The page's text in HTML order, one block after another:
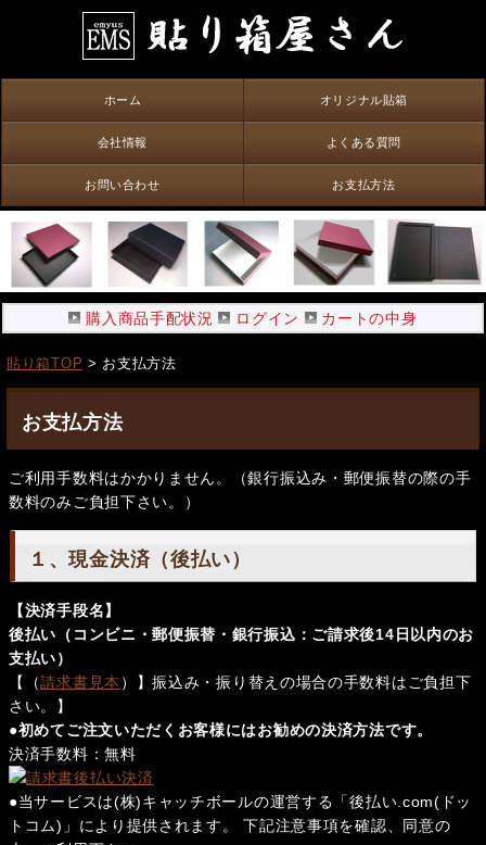
ホーム オリジナル貼箱
会社情報 よくある質問
お問い合わせ お支払方法
購入商品手配状況 ログイン カートの中身
貼り箱TOP > お支払方法
お支払方法
ご利用手数料はかかりません。（銀行振込み・郵便振替の際の手
数料のみご負担下さい。）
１、現金決済（後払い）
【決済手段名】
後払い（コンビニ・郵便振替・銀行振込：ご請求後14日以内のお
支払い）
【（請求書見本 ）】振込み・振り替えの場合の手数料はご負担下
さい。】
●初めてご注文いただくお客様にはお勧めの決済方法です。
決済手数料：無料
●当サービスは(株)キャッチボールの運営する「後払い.com(ドッ
トコム)」により提供されます。 下記注意事項を確認、同意の